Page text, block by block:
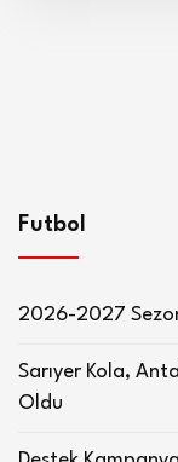
Futbol
2026-2027
Sarıyer Kola,
Oldu